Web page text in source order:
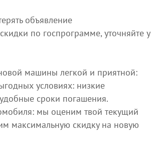
объявление
по госпрограмме, уточняйте у
машины легкой и приятной:
условиях: низкие
сроки погашения.
мы оценим твой текущий
максимальную скидку на новую